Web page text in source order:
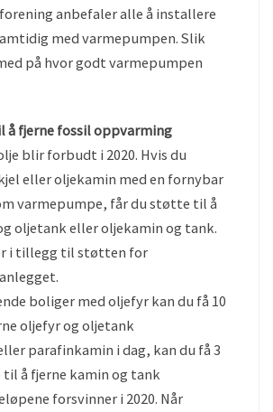
anbefaler alle å installere
med varmepumpen. Slik
på hvor godt varmepumpen
å fjerne fossil oppvarming
blir forbudt i 2020. Hvis du
eller oljekamin med en fornybar
varmepumpe, får du støtte til å
oljetank eller oljekamin og tank.
i tillegg til støtten for
boliger med oljefyr kan du få 10
oljefyr og oljetank
parafinkamin i dag, kan du få 3
å fjerne kamin og tank
forsvinner i 2020. Når